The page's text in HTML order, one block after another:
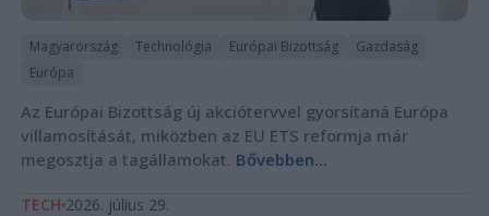
Magyarország Technológia Európai Bizottság
Gazdaság
Európa
Az Európai Bizottság új akciótervvel gyorsítaná Európa
villamosítását, miközben az EU ETS reformja már
megosztja a tagállamokat. Bővebben...
TECH 2026. július 29.